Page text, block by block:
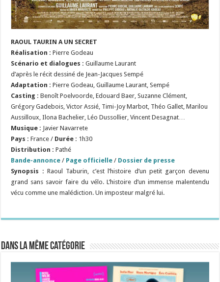
RAOUL TAURIN A UN SECRET
Réalisation : Pierre Godeau
Scénario et dialogues : Guillaume Laurant
d’après le récit dessiné de Jean-Jacques Sempé
Adaptation : Pierre Godeau, Guillaume Laurant, Sempé
Casting :Benoît Poelvoorde, Edouard Baer, Suzanne Clément,
Grégory Gadebois, Victor Assié, Timi-Joy Marbot, Théo Gallet, Marilou
Aussilloux, Ilona Bachelier, Léo Dussollier, Vincent Desagnat…
Musique : Javier Navarrete
Pays : France / Durée : 1h30
Distribution : Pathé
Bande-annonce / Page officielle / Dossier de presse
Synopsis : Raoul Taburin, c’est l’histoire d’un petit garçon devenu
grand sans savoir faire du vélo. L’histoire d’un immense malentendu
vécu comme une malédiction. Un imposteur malgré lui.
Dans la même catégorie